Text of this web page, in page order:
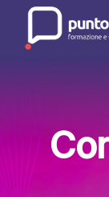
content